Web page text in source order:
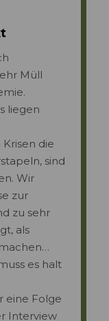
Müll
liegen
die
sind
Wir
zur
zu sehr
als
es halt
eine Folge
Interview